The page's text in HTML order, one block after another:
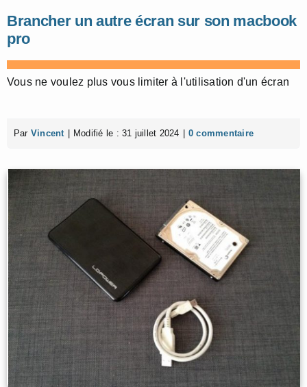
Brancher un autre écran sur son macbook
pro
Vous ne voulez plus vous limiter à l'utilisation d'un écran
Par Vincent Modifié le : 31 juillet 2024 0 commentaire